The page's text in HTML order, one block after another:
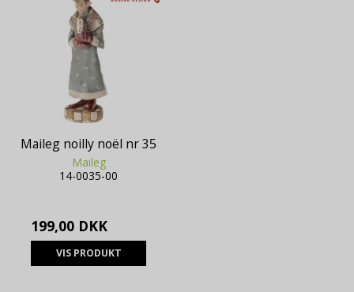
Maileg noilly noël nr 35
Maileg
14-0035-00
199,00 DKK
VIS PRODUKT